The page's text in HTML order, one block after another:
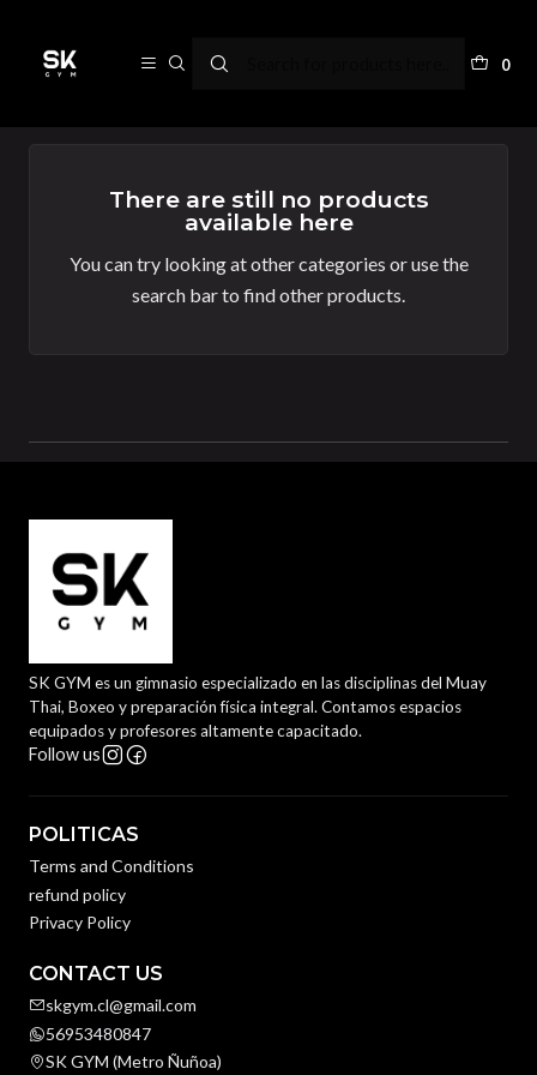
0
Accesorios
There are still no products
available here
You can try looking at other categories or use the
search bar to find other products.
SK GYM es un gimnasio especializado en las disciplinas del Muay
Thai, Boxeo y preparación física integral. Contamos espacios
equipados y profesores altamente capacitado.
Follow us
POLITICAS
Terms and Conditions
refund policy
Privacy Policy
CONTACT US
skgym.cl@gmail.com
56953480847
SK GYM (Metro Ñuñoa)